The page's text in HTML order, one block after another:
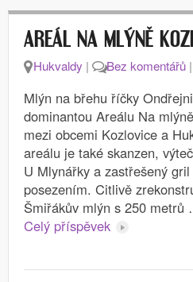
AREÁL NA MLÝNĚ
Hukvaldy | Bez komentářů |
Mlýn na břehu říčky
dominantou Areálu Na
mezi obcemi Kozlovice a
areálu je také skanzen,
U Mlynářky a zastřešený
posezením. Citlivě
Šmiřákův mlýn s 250 metrů
Celý příspěvek